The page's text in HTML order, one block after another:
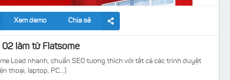
Xem demo Chia sẻ
02 làm từ Flatsome
Load nhanh, chuẩn SEO tương thích với tất cả các trình duyệt
thoại, laptop, PC...)